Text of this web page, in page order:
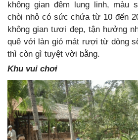
không gian đêm lung linh, màu
chòi nhỏ có sức chứa từ 10 đến
không gian tươi đẹp, tận hưởng
quê với làn gió mát rượi từ dòng
thì còn gì tuyệt vời bằng.
Khu vui chơi